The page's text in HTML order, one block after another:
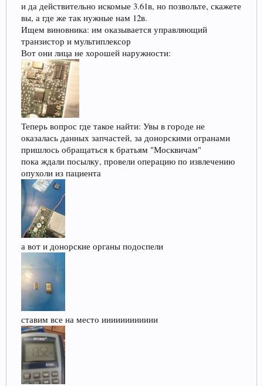
и да действительно искомые 3.61в, но позвольте, скажете
вы, а где же так нужные нам 12в.
Ищем виновника: им оказывается управляющий
транзистор и мультиплексор
Вот они лица не хорошей наружности:
Теперь вопрос где такое найти: Увы в городе не
оказалась данных запчастей, за донорскими огранами
пришлось обращаться к братьям "Москвичам"
пока ждали посылку, провели операцию по извлечению
опухоли из пациента
а вот и донорские органы подоспели
ставим все на место ииииииииииии